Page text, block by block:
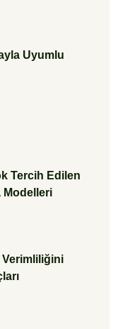
Uyumlu
Tercih Edilen
Modelleri